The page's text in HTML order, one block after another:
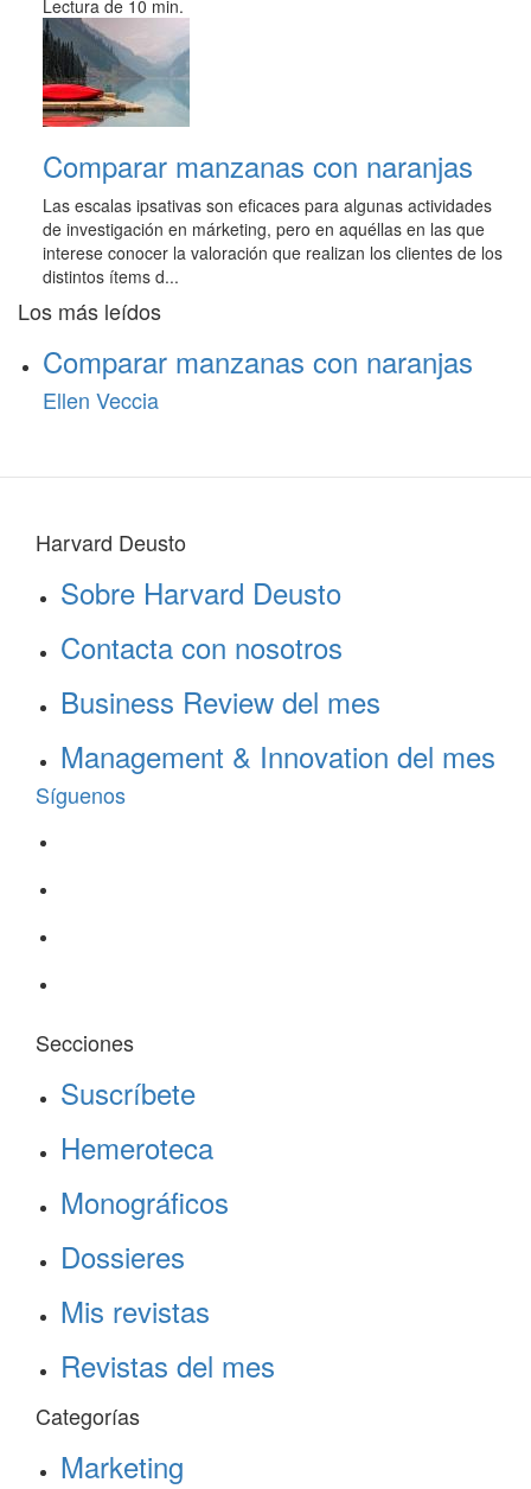
Lectura de 10 min.
Comparar manzanas con naranjas
Las escalas ipsativas son eficaces para algunas actividades
de investigación en márketing, pero en aquéllas en las que
interese conocer la valoración que realizan los clientes de los
distintos ítems d...
Los más leídos
Comparar manzanas con naranjas
Ellen Veccia
Harvard Deusto
Sobre Harvard Deusto
Contacta con nosotros
Business Review del mes
Management & Innovation del mes
Síguenos
Secciones
Suscríbete
Hemeroteca
Monográficos
Dossieres
Mis revistas
Revistas del mes
Categorías
Marketing